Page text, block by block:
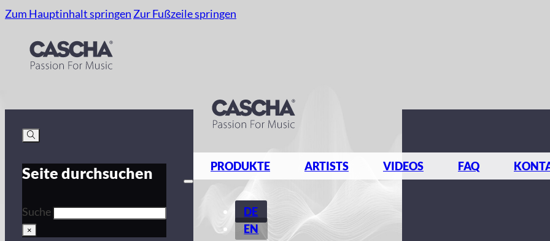
Zum Hauptinhalt springen Zur Fußzeile springen
Seite durchsuchen
Suche
×
PRODUKTE ARTISTS VIDEOS FAQ
DE
EN